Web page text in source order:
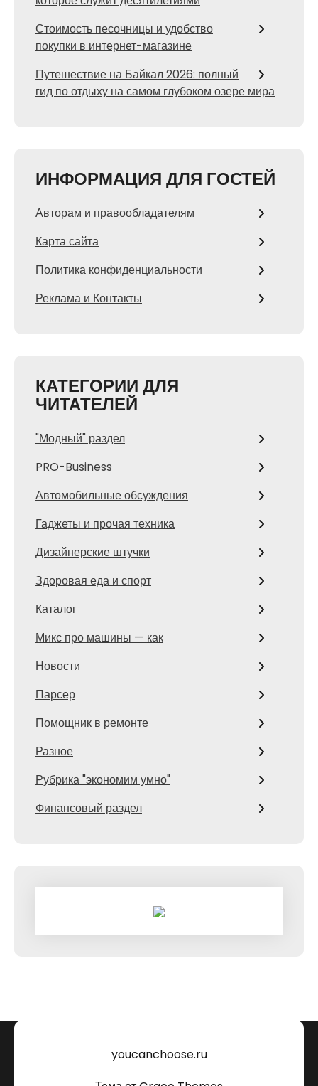
Стоимость песочницы и удобство
покупки в интернет-магазине
Путешествие на Байкал 2026: полный
гид по отдыху на самом глубоком озере мира
ИНФОРМАЦИЯ ДЛЯ ГОСТЕЙ
Авторам и правообладателям
Карта сайта
Политика конфиденциальности
Реклама и Контакты
КАТЕГОРИИ ДЛЯ
ЧИТАТЕЛЕЙ
"Модный" раздел
PRO-Business
Автомобильные обсуждения
Гаджеты и прочая техника
Дизайнерские штучки
Здоровая еда и спорт
Каталог
Микс про машины — как
Новости
Парсер
Помощник в ремонте
Разное
Рубрика "экономим умно"
Финансовый раздел
youcanchoose.ru